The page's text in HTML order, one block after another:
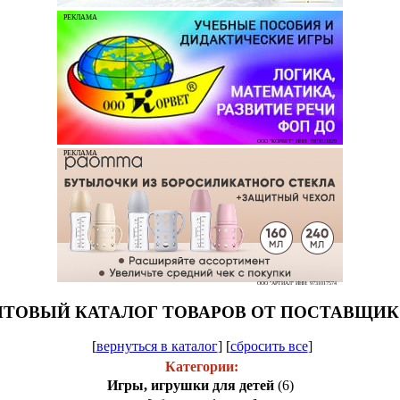
РЕКЛАМА
ООО "КОРВЕТ" ИНН: 7803021829
РЕКЛАМА
ООО "АРТИАЛ" ИНН: 9731017574
КАТАЛОГ ТОВАРОВ ОТ
[вернуться в каталог] [сбросить все]
Категории:
Игры, игрушки для детей (6)